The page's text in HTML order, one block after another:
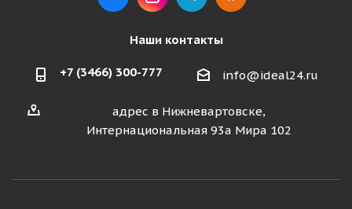
Наши контакты
+7 (3466) 300-777 info@ideal24.ru
адрес в Нижневартовске,
Интернациональная 93а Мира 102